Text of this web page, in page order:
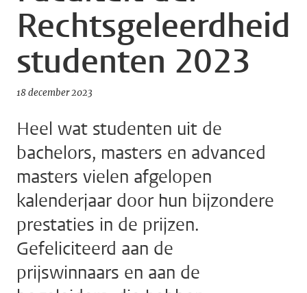
Rechtsgeleerdheid
studenten 2023
18 december 2023
Heel wat studenten uit de
bachelors, masters en advanced
masters vielen afgelopen
kalenderjaar door hun bijzondere
prestaties in de prijzen.
Gefeliciteerd aan de
prijswinnaars en aan de